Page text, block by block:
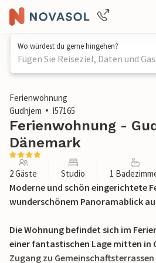
Wo würdest du gerne hingehen?
Fügen Sie Reiseziel, Daten und
1 / 20
Ferienwohnung
Gudhjem
I57165
Ferienwohnung -
Dänemark
2 Gäste Studio 1
Moderne und schön eingerichtete
wunderschönem Panoramablick
Die Wohnung befindet sich im
einer fantastischen Lage mitten in
Zugang zu